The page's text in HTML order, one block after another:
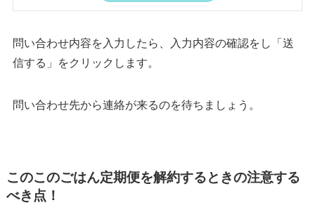
問い合わせ内容を入力したら、入力内容の確認をし「送
信する」をクリックします。
問い合わせ先から連絡が来るのを待ちましょう。
このこのごはん定期便を解約するときの注意する
べき点！